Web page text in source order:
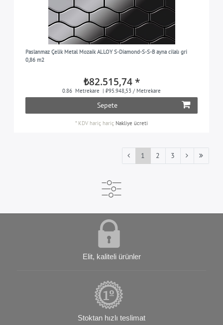
Paslanmaz Çelik Metal Mozaik ALLOY S-Diamond-S-S-B ayna cilalı gri
0,86 m2
₺82.515,74 *
0.86 Metrekare | ₺95.948,53 / Metrekare
Sepete
* KDV hariç hariç Nakliye ücreti
1 2 3
Elit, kaliteli ürünler
Stoktan hızlı teslimat